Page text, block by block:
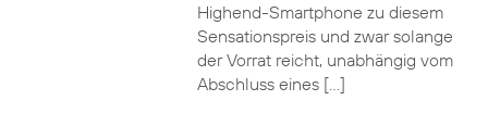
Highend-Smartphone zu diesem
Sensationspreis und zwar solange
der Vorrat reicht, unabhängig vom
Abschluss eines […]